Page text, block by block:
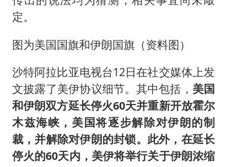
定。
图为美国国旗和伊朗国旗（资料图）
沙特阿拉比亚电视台12日在社交媒体上发
文披露了美伊协议细节。其中包括， 美国
和伊朗双方延长停火60天并重新开放霍尔
木兹海峡，美国将逐步解除对伊朗的制
裁，并解除对伊朗的封锁。此外，在延长
停火的60天内，美伊将举行关于伊朗浓缩